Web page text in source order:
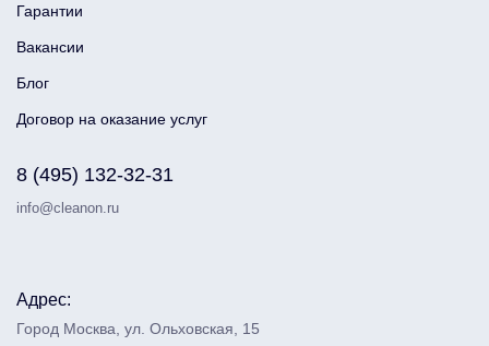
Гарантии
Вакансии
Блог
Договор на оказание услуг
8 (495) 132-32-31
info@cleanon.ru
Адрес:
Город Москва, ул. Ольховская, 15